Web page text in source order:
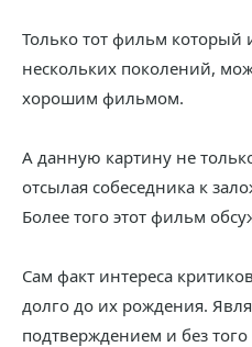
Только тот фильм который
нескольких поколений,
хорошим фильмом.
А данную картину не
отсылая собеседника к
Более того этот фильм
Сам факт интереса
долго до их рождения.
подтверждением и без